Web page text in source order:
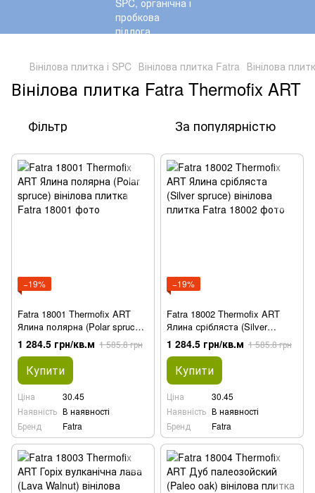
Вінілова плитка і SPC Вінілова плитка Fatra Вінілова
Вінілова плитка Fatra Thermofix ART
Фільтр За популярністю
−19%
Fatra 18001 Thermofix ART
Ялина полярна (Polar spruce)
вінілова плитка
1 284.5 грн/кв.м 1 585.8 грн
Купити
Ціна
30.45
Наявність В наявності
Бренд
Fatra
−19%
Fatra 18002 Thermofix ART
Ялина срібляста (Silver
spruce) вінілова плитка
1 284.5 грн/кв.м 1 585.8 грн
Купити
Ціна
30.45
Наявність В наявності
Бренд
Fatra